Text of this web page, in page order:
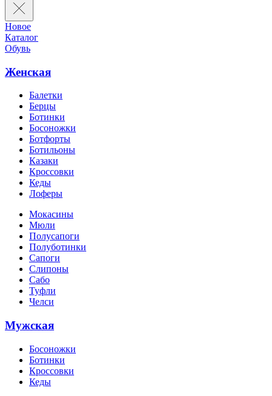
Новое
Каталог
Обувь
Женская
Балетки
Берцы
Ботинки
Босоножки
Ботфорты
Ботильоны
Казаки
Кроссовки
Кеды
Лоферы
Мокасины
Мюли
Полусапоги
Полуботинки
Сапоги
Слипоны
Сабо
Туфли
Челси
Мужская
Босоножки
Ботинки
Кроссовки
Кеды